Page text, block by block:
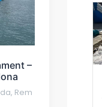
–
, Rem